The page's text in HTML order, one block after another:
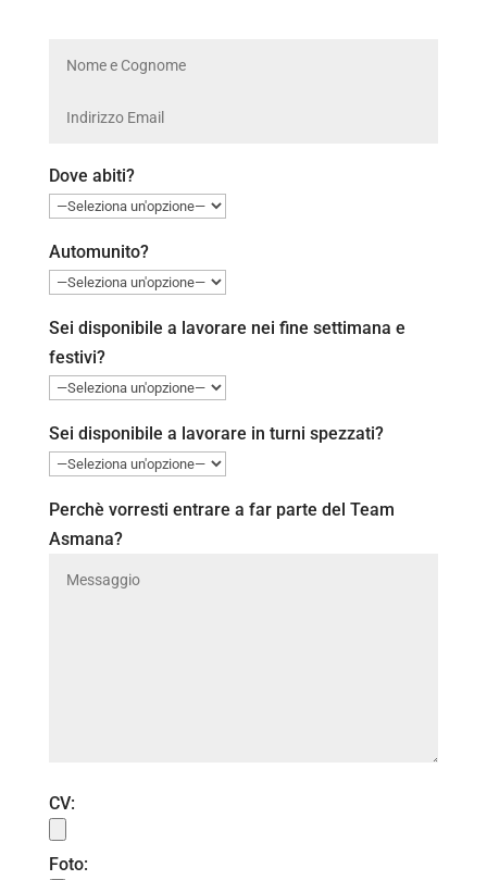
Dove abiti?
Automunito?
Sei disponibile a lavorare nei fine settimana e
festivi?
Sei disponibile a lavorare in turni spezzati?
Perchè vorresti entrare a far parte del Team
Asmana?
CV:
Foto: